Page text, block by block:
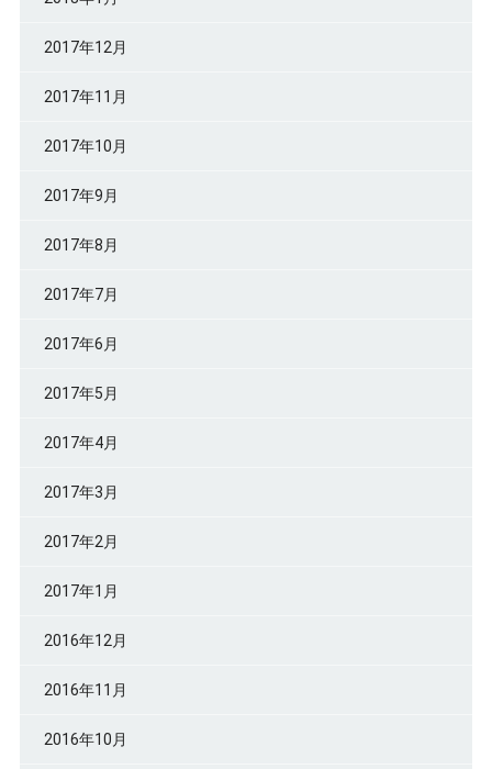
2017年12月
2017年11月
2017年10月
2017年9月
2017年8月
2017年7月
2017年6月
2017年5月
2017年4月
2017年3月
2017年2月
2017年1月
2016年12月
2016年11月
2016年10月